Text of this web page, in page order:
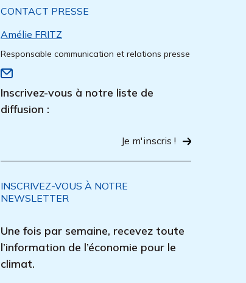
CONTACT PRESSE
Amélie FRITZ
Responsable communication et relations presse
Inscrivez-vous à notre liste de
diffusion :
Je m'inscris !
INSCRIVEZ-VOUS À NOTRE
NEWSLETTER
Une fois par semaine, recevez toute
l’information de l’économie pour le
climat.